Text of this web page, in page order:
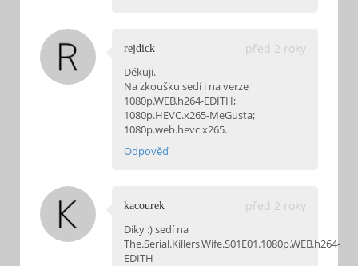
rejdick před 2 roky
Děkuji.
Na zkoušku sedí i na verze
1080p.WEB.h264-EDITH;
1080p.HEVC.x265-MeGusta;
1080p.web.hevc.x265.
Odpověď
kacourek před 2 roky
Díky :) sedí na
The.Serial.Killers.Wife.S01E01.1080p.WEB.h264-
EDITH